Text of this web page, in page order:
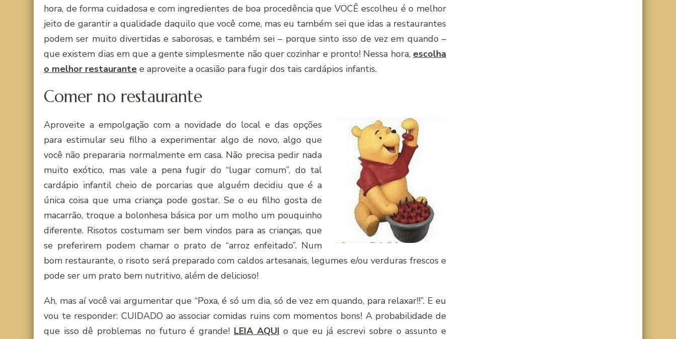
hora, de forma cuidadosa e com ingredientes de boa procedência que VOCÊ escolheu é o melhor
jeito de garantir a qualidade daquilo que você come, mas eu também sei que idas a restaurantes
podem ser muito divertidas e saborosas, e também sei – porque sinto isso de vez em quando –
que existem dias em que a gente simplesmente não quer cozinhar e pronto! Nessa hora, escolha
o melhor restaurante e aproveite a ocasião para fugir dos tais cardápios infantis.
Comer no restaurante
Aproveite a empolgação com a novidade do local e das opções
para estimular seu filho a experimentar algo de novo, algo que
você não prepararia normalmente em casa. Não precisa pedir nada
muito exótico, mas vale a pena fugir do “lugar comum”, do tal
cardápio infantil cheio de porcarias que alguém decidiu que é a
única coisa que uma criança pode gostar. Se o eu filho gosta de
macarrão, troque a bolonhesa básica por um molho um pouquinho
diferente. Risotos costumam ser bem vindos para as crianças, que
se preferirem podem chamar o prato de “arroz enfeitado”. Num
bom restaurante, o risoto será preparado com caldos artesanais, legumes e/ou verduras frescos e
pode ser um prato bem nutritivo, além de delicioso!
Ah, mas aí você vai argumentar que “Poxa, é só um dia, só de vez em quando, para relaxar!!”. E eu
vou te responder: CUIDADO ao associar comidas ruins com momentos bons! A probabilidade de
que isso dê problemas no futuro é grande! LEIA AQUI o que eu já escrevi sobre o assunto e